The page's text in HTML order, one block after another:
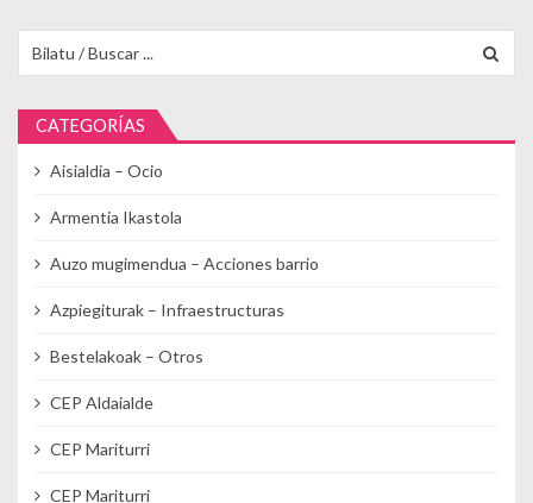
CATEGORÍAS
Aisialdia – Ocio
Armentia Ikastola
Auzo mugimendua – Acciones barrio
Azpiegiturak – Infraestructuras
Bestelakoak – Otros
CEP Aldaialde
CEP Mariturri
CEP Mariturri